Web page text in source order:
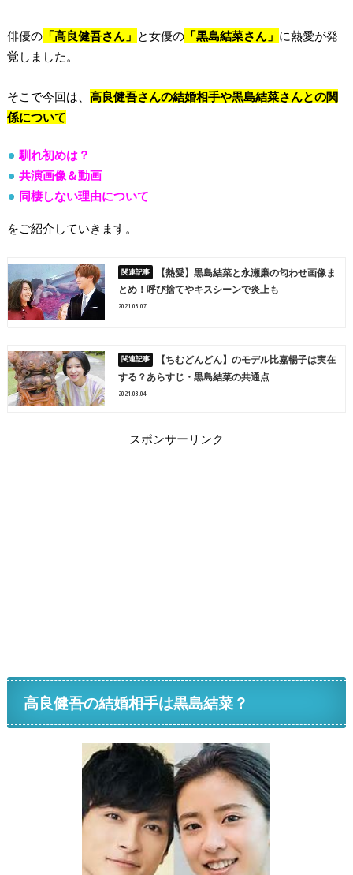
俳優の「高良健吾さん」 と女優の「黒島結菜さん」 に熱愛が発
覚しました。
そこで今回は、 高良健吾さんの結婚相手や黒島結菜さんとの関
係について
馴れ初めは？
共演画像＆動画
同棲しない理由について
をご紹介していきます。
【熱愛】黒島結菜と永瀬廉の匂わせ画像ま
とめ！呼び捨てやキスシーンで炎上も
2021.03.07
【ちむどんどん】のモデル比嘉暢子は実在
する？あらすじ・黒島結菜の共通点
2021.03.04
スポンサーリンク
高良健吾の結婚相手は黒島結菜？